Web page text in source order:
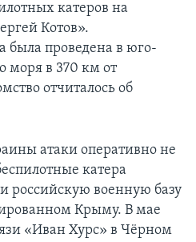
катеров на
Котов».
была проведена в юго-
моря в 370 км от
отчиталось об
атаки оперативно не
катера
российскую военную базу
Крыму. В мае
«Иван Хурс» в Чёрном